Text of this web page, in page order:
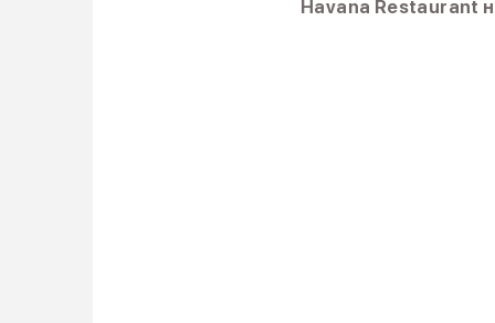
Havana Restaurant